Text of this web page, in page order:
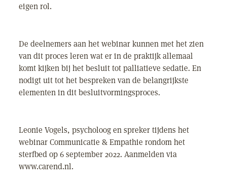
eigen rol.
De deelnemers aan het webinar kunnen met het zien
van dit proces leren wat er in de praktijk allemaal
komt kijken bij het besluit tot palliatieve sedatie. En
nodigt uit tot het bespreken van de belangrijkste
elementen in dit besluitvormingsproces.
Leonie Vogels, psycholoog en spreker tijdens het
webinar Communicatie & Empathie rondom het
sterfbed op 6 september 2022. Aanmelden via
www.carend.nl.